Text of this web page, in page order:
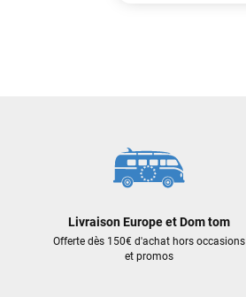
Livraison Europe et Dom tom
Offerte dès 150€ d'achat hors occasions
et promos